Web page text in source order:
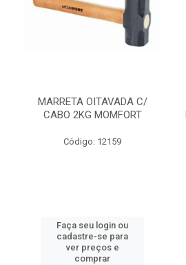
MARRETA OITAVADA C/
CABO 2KG MOMFORT
Código: 12159
Faça seu login ou
cadastre-se para
ver preços e
comprar